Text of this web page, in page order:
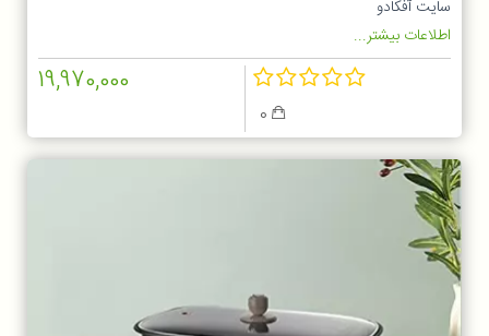
سایت آفکادو
اطلاعات بیشتر...
0
19,970,000